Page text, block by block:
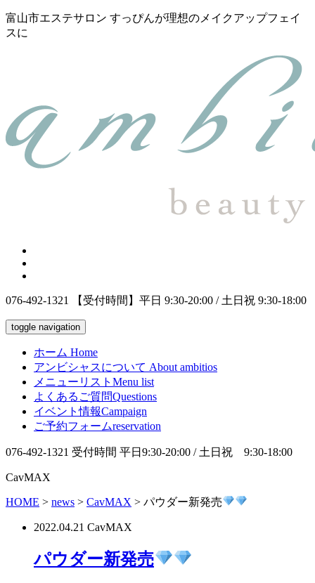
富山市エステサロン すっぴんが理想のメイクアップフェイ
スに
076-492-1321 【受付時間】平日 9:30-20:00 / 土日祝 9:30-18:00
toggle navigation
ホーム Home
アンビシャスについて About ambitios
メニューリスト Menu list
よくあるご質問Questions
イベント情報Campaign
ご予約フォームreservation
076-492-1321 受付時間 平日9:30-20:00 / 土日祝 9:30-18:00
CavMAX
HOME > news > CavMAX > パウダー新発売
2022.04.21 CavMAX
パウダー新発売